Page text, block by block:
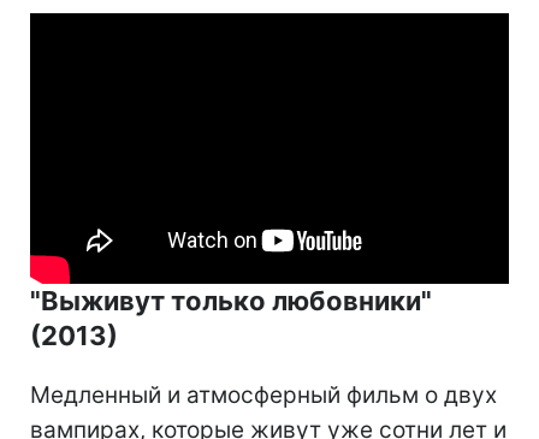
"Выживут только любовники"
(2013)
Медленный и атмосферный фильм о двух
вампирах, которые живут уже сотни лет и